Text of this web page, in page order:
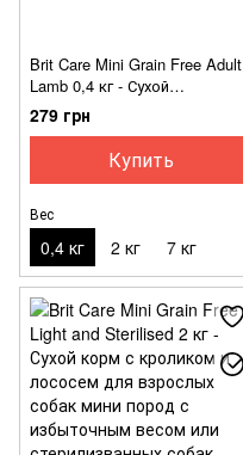
Brit Care Mini Grain Free Adult
Lamb 0,4 кг - Сухой
беззерновой корм с
ягнёнком для взрослых
собак миниатюрных пород
279 грн
Купить
Вес
0,4 кг 2 кг 7 кг